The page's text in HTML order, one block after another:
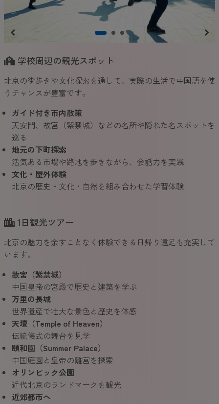
学校周辺の観光スポット
北京の街歩きや文化探索を通して、実際の生活で中国語を使
うチャンスが豊富です。
ガイド付き市内散策
天安門、故宮（紫禁城）などの名所や隠れた名スポットを
巡る
地元の下町探索
活気ある市場や路地を歩きながら、会話力を実践
文化・屋外体験
北京の歴史・文化・自然を組み合わせた学習体験
1日観光ツアー
北京の魅力を余すことなく体験できる日帰り遠足も充実して
います。
故宮（紫禁城）
中国皇帝の宮殿で歴史と建築を学ぶ
万里の長城
世界遺産で壮大な景色と歴史を体感
天壇（Temple of Heaven）
伝統儀式の舞台を見学
頤和園（Summer Palace）
中国庭園と皇帝の離宮を探索
オリンピック公園
近代北京のランドマークを観光
近郊都市へ